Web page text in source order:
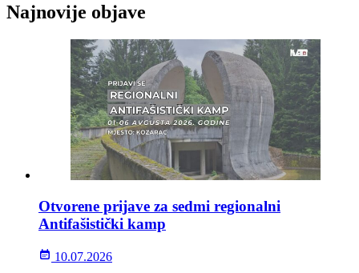
Najnovije objave
Otvorene prijave za sedmi regionalni
Antifašistički kamp
10.07.2026